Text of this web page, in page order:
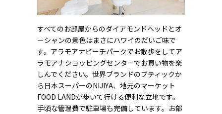
すべてのお部屋からのダイアモンドヘッドとオ
ーシャンの景色はまさにハワイのだいご味で
す。アラモアナビーチパークでお散歩をしてア
ラモアナショッピングセンターでお買い物を楽
しんでください。世界ブランドのブティックか
ら日本スーパーのNIJIYA、地元のマーケット
FOOD LANDが歩いて行ける便利な立地です。
手頃な管理費で駐車場も完備しています。お部